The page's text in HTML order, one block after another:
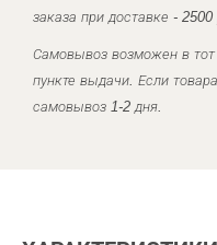
заказа при доставке - 2500
Самовывоз возможен в
пункте выдачи. Если
самовывоз 1-2 дня.